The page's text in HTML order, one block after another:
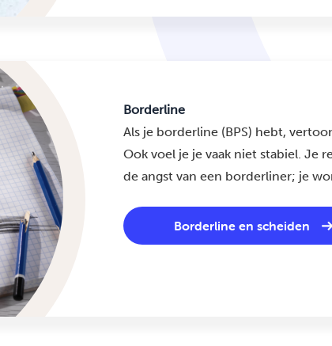
Borderline
Als je borderline (BPS) hebt,
Ook voel je je vaak niet stabiel. Je
de angst van een borderliner; je
Borderline en scheiden